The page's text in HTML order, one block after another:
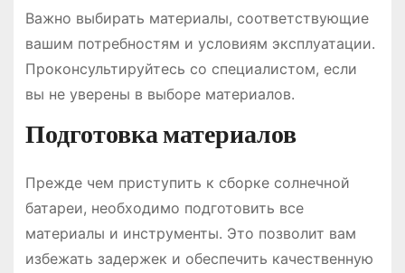
Важно выбирать материалы, соответствующие
вашим потребностям и условиям эксплуатации.
Проконсультируйтесь со специалистом, если
вы не уверены в выборе материалов.
Подготовка материалов
Прежде чем приступить к сборке солнечной
батареи, необходимо подготовить все
материалы и инструменты. Это позволит вам
избежать задержек и обеспечить качественную